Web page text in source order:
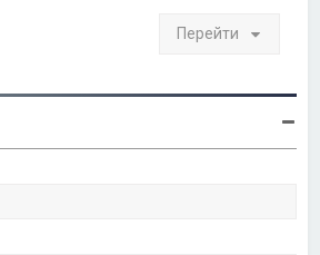
у
Перейти